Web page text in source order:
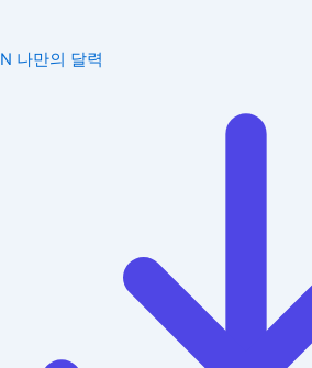
N 나만의 달력